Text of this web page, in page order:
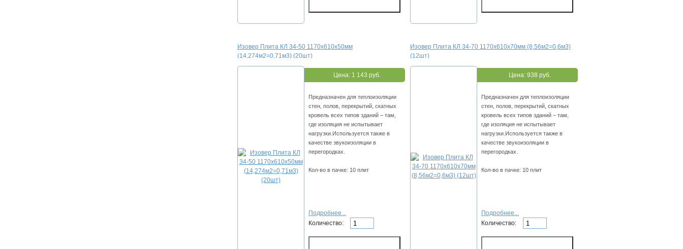
Изовер Плита КЛ 34-50 1170х610х50мм
(14,274м2=0,71м3) (20шт)
Цена: 1 143 руб.
Предназначен для теплоизоляции
стен, полов, перекрытий, скатных
кровель всех типов зданий – там,
где изоляция не испытывает
нагрузки.Используется также в
качестве звукоизоляции в
перегородках.
Кол-во в пачке: 10 плит
Подробнее...
Количество:
Изовер Плита КЛ 34-70 1170х610х70мм (8,56м2=0,6м3)
(12шт)
Цена: 938 руб.
Предназначен для теплоизоляции
стен, полов, перекрытий, скатных
кровель всех типов зданий – там,
где изоляция не испытывает
нагрузки.Используется также в
качестве звукоизоляции в
перегородках.
Кол-во в пачке: 10 плит
Подробнее...
Количество: